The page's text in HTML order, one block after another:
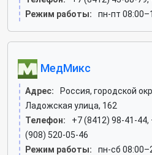
Режим работы:
пн-пт
МедМикс
Адрес:
Россия, городской
Ладожская улица, 162
Телефон:
+7 (8412) 98-41-
(908) 520-05-46
Режим работы:
пн-сб